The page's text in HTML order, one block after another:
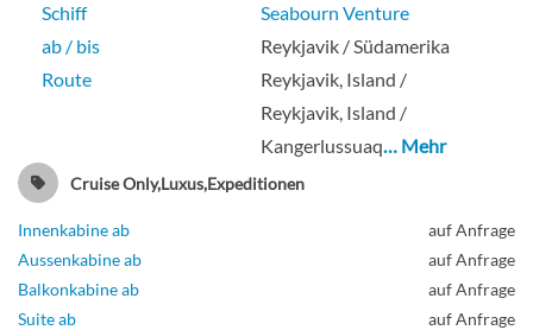
Schiff
Seabourn Venture
ab / bis
Reykjavik / Südamerika
Route
Reykjavik, Island /
Reykjavik, Island /
Kangerlussuaq… Mehr
Cruise Only,Luxus,Expeditionen
Innenkabine ab
auf Anfrage
Aussenkabine ab
auf Anfrage
Balkonkabine ab
auf Anfrage
Suite ab
auf Anfrage